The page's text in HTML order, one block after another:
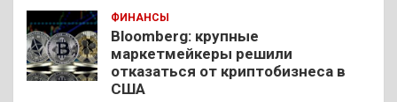
ФИНАНСЫ
Bloomberg: крупные
маркетмейкеры решили
отказаться от криптобизнеса в
США